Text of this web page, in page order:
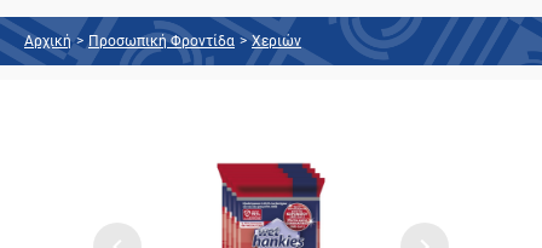
Αρχική > Προσωπική Φροντίδα > Χεριών